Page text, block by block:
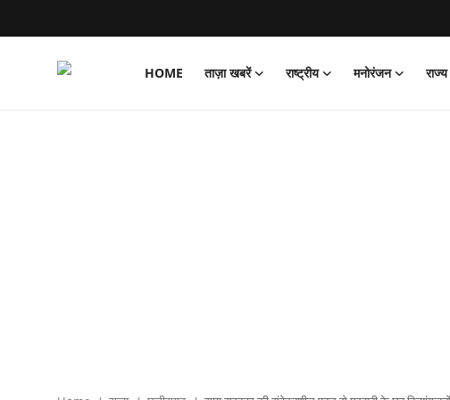
HOME ताज़ा खबरें राष्ट्रीय मनोरंजन राज्य